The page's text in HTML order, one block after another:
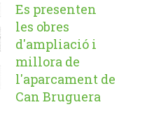
Es presenten
les obres
d'ampliació i
millora de
l'aparcament de
Can Bruguera